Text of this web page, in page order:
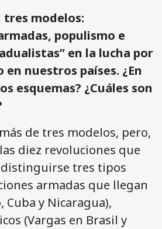
tres modelos:
populismo e
en la lucha por
nuestros países. ¿En
esquemas? ¿Cuáles son
de tres modelos, pero,
diez revoluciones que
tres tipos
armadas que llegan
Cuba y Nicaragua),
(Vargas en Brasil y